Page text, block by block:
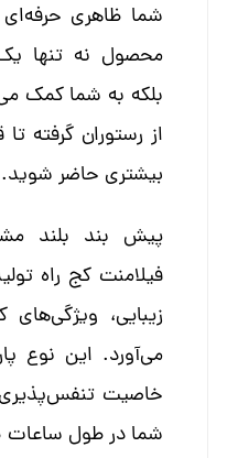
شما ظاهری
محصول نه تنها
بلکه به شما کمک
از رستوران گرفته
بیشتری حاضر شوید.
پیش بند بلند
فیلامنت کج راه
زیبایی، ویژگی‌های
می‌آورد. این نوع
خاصیت
شما در طول ساعات